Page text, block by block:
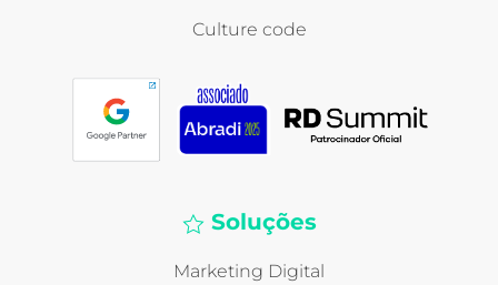
Culture code
Soluções
Marketing Digital